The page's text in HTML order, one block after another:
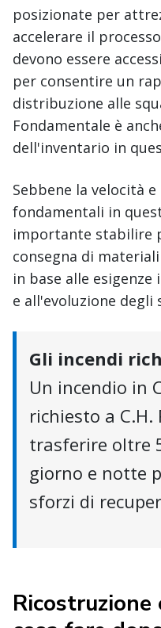
posizionate per
accelerare il
devono essere
per consentire un
distribuzione alle
Fondamentale è
dell'inventario in
Sebbene la velocità
fondamentali in
importante stabilire
consegna di
in base alle
e all'evoluzione
Gli incendi
Un incendio in
richiesto a C.H.
trasferire oltre
giorno e notte
sforzi di